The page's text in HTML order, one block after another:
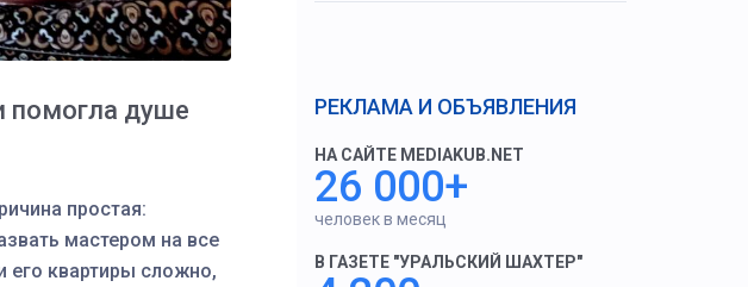
помогла душе
простая:
мастером на все
его квартиры сложно,
РЕКЛАМА И ОБЪЯВЛЕНИЯ
НА САЙТЕ MEDIAKUB.NET
26 000+
человек в месяц
В ГАЗЕТЕ "УРАЛЬСКИЙ ШАХТЕР"